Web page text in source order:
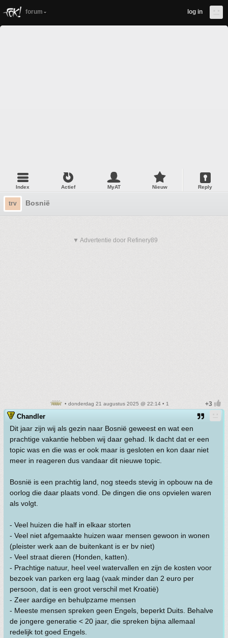
forum log in
Index Actief MyAT Nieuw Reply
trv Bosnië
▼ Advertentie door Refinery89
• donderdag 21 augustus 2025 @ 22:14 • 1
Chandler
Dit jaar zijn wij als gezin naar Bosnië geweest en wat een
prachtige vakantie hebben wij daar gehad. Ik dacht dat er een
topic was en die was er ook maar is gesloten en kon daar niet
meer in reageren dus vandaar dit nieuwe topic.
Bosnië is een prachtig land, nog steeds stevig in opbouw na de
oorlog die daar plaats vond. De dingen die ons opvielen waren
als volgt.
- Veel huizen die half in elkaar storten
- Veel niet afgemaakte huizen waar mensen gewoon in wonen
(pleister werk aan de buitenkant is er bv niet)
- Veel straat dieren (Honden, katten).
- Prachtige natuur, heel veel watervallen en zijn de kosten voor
bezoek van parken erg laag (vaak minder dan 2 euro per
persoon, dat is een groot verschil met Kroatië)
- Zeer aardige en behulpzame mensen
- Meeste mensen spreken geen Engels, beperkt Duits. Behalve
de jongere generatie < 20 jaar, die spreken bijna allemaal
redelijk tot goed Engels.